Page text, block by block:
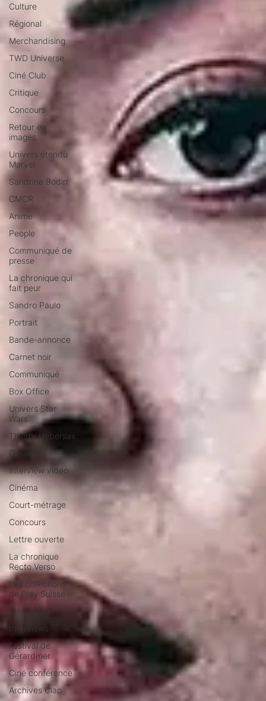
Culture
Régional
Merchandising
TWD Universe
Ciné Club
Critique
Concours
Retour en
images
Univers étendu
Marvel
Sandrine Bodin
CMCR
Anime
People
Communiqué de
presse
La chronique qui
fait peur
Sandro Paulo
Portrait
Bande-annonce
Carnet noir
Communiqué
Box Office
Univers Star
Wars
Thierry Uebersax
Dossier
Interview vidéo
Cinéma
Court-métrage
Concours
Lettre ouverte
La chronique
Recto Verso
Les collections
de Play Suisse
Cinéma suisse
Interviews
Festival de
Gérardmer
Ciné conférence
Archives Clap